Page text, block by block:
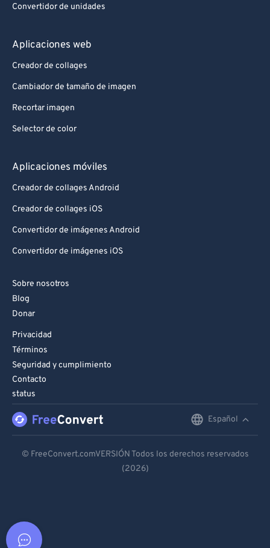
Convertidor de unidades
Aplicaciones web
Creador de collages
Cambiador de tamaño de imagen
Recortar imagen
Selector de color
Aplicaciones móviles
Creador de collages Android
Creador de collages iOS
Convertidor de imágenes Android
Convertidor de imágenes iOS
Sobre nosotros
Blog
Donar
Privacidad
Términos
Seguridad y cumplimiento
Contacto
status
Español
Español
© FreeConvert.comVERSIÓN Todos los derechos reservados
(2026)